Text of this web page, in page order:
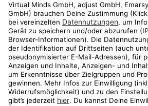
Shop
Aktionen
Travel